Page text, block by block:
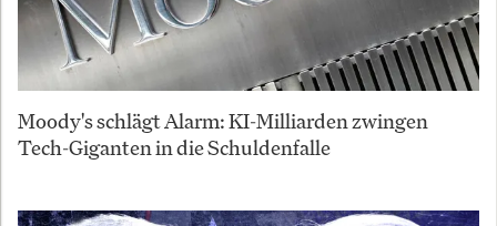
Moody's schlägt Alarm: KI-Milliarden zwingen
Tech-Giganten in die Schuldenfalle